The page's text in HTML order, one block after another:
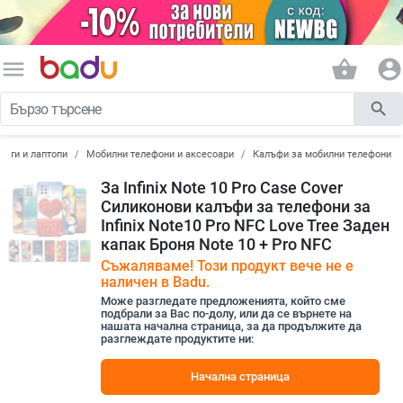
menu shopping_basket account_circle
search
и лаптопи Мобилни телефони и аксесоари Калъфи за мобилни телефони
За Infinix Note 10 Pro Case Cover
Силиконови калъфи за телефони за
Infinix Note10 Pro NFC Love Tree Заден
капак Броня Note 10 + Pro NFC
Съжаляваме! Този продукт вече не е
наличен в Badu.
Може разгледате предложенията, който сме
подбрали за Вас по-долу, или да се върнете на
нашата начална страница, за да продължите да
разглеждате продуктите ни:
Начална страница